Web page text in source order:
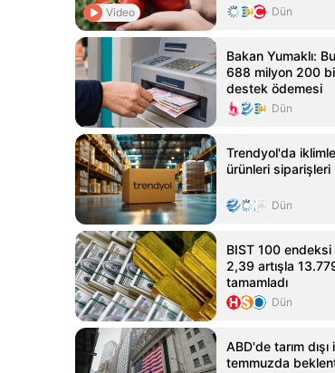
Video Dün
Bakan Yumaklı:
688 milyon 200
destek ödemesi
Dün
Trendyol'da
ürünleri siparişleri
Dün
BIST 100
2,39 artışla
tamamladı
Dün
ABD'de tarım
temmuzda